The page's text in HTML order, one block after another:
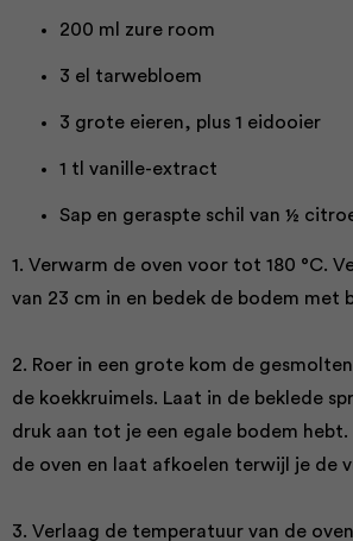
200 ml zure room
3 el tarwebloem
3 grote eieren, plus 1 eidooier
1 tl vanille-extract
Sap en geraspte schil van ½
1. Verwarm de oven voor tot 180 °C.
van 23 cm in en bedek de bodem met
2. Roer in een grote kom de
de koekkruimels. Laat in de beklede
druk aan tot je een egale bodem hebt.
de oven en laat afkoelen terwijl je de
3. Verlaag de temperatuur van de